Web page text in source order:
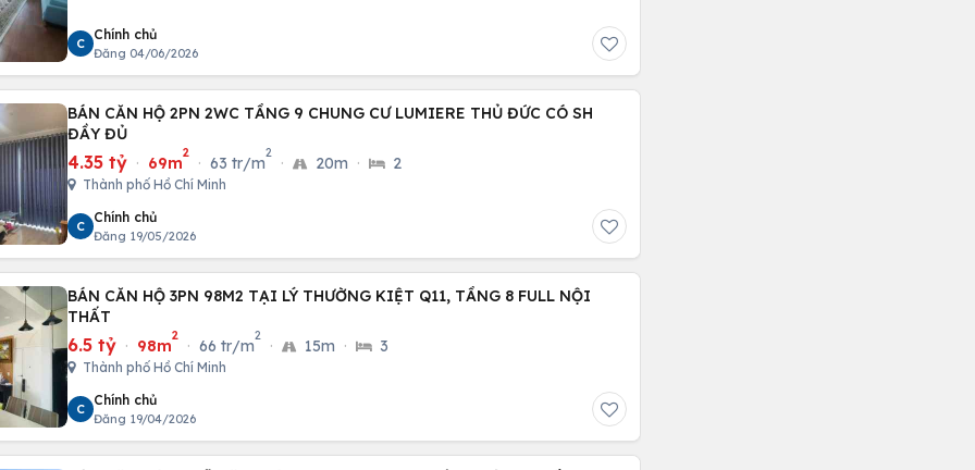
C
Chính chủ
Đăng 04/06/2026
BÁN CĂN HỘ 2PN 2WC TẦNG 9 CHUNG CƯ LUMIERE THỦ ĐỨC CÓ SH
ĐẦY ĐỦ
4.35 tỷ · 69m
2
· 63 tr/m
2
· 20m · 2
Thành phố Hồ Chí Minh
C
Chính chủ
Đăng 19/05/2026
BÁN CĂN HỘ 3PN 98M2 TẠI LÝ THƯỜNG KIỆT Q11, TẦNG 8 FULL NỘI
THẤT
6.5 tỷ · 98m
2
· 66 tr/m
2
· 15m · 3
Thành phố Hồ Chí Minh
C
Chính chủ
Đăng 19/04/2026